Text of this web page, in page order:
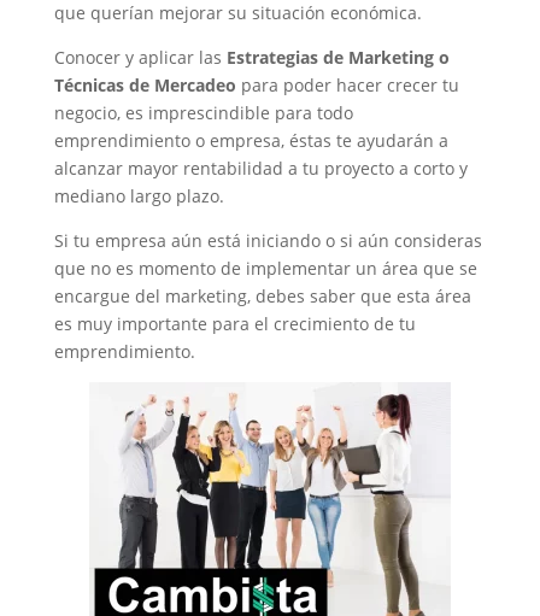
que querían mejorar su situación económica.
Conocer y aplicar las Estrategias de Marketing o
Técnicas de Mercadeo para poder hacer crecer tu
negocio, es imprescindible para todo
emprendimiento o empresa, éstas te ayudarán a
alcanzar mayor rentabilidad a tu proyecto a corto y
mediano largo plazo.
Si tu empresa aún está iniciando o si aún consideras
que no es momento de implementar un área que se
encargue del marketing, debes saber que esta área
es muy importante para el crecimiento de tu
emprendimiento.